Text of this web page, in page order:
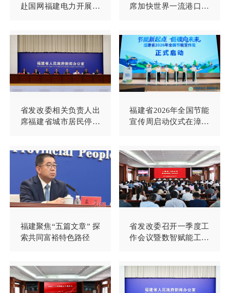
赴国网福建电力开展迎
席加快世界一流港口建
者提问
省发改委相关负责人出
席福建省城市居民停车
问
福建省2026年全国节能
宣传周启动仪式在漳州
福建聚焦“五篇文章” 探
索共同富裕特色路径
省发改委召开一季度工
作会议暨数智赋能工作